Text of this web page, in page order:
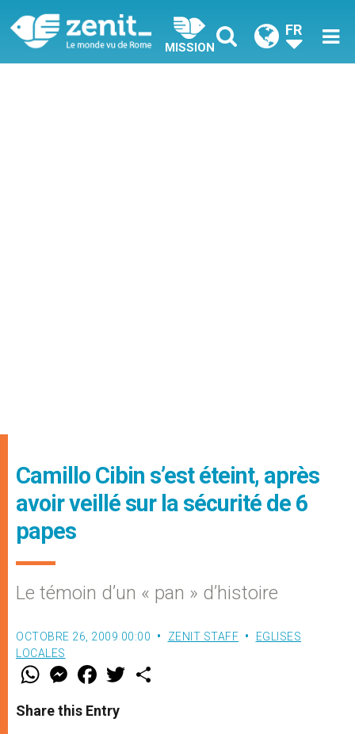
MISSION
FR
Camillo Cibin s’est éteint, après
avoir veillé sur la sécurité de 6
papes
Le témoin d’un « pan » d’histoire
OCTOBRE 26, 2009 00:00 ZENIT STAFF
EGLISES
LOCALES
W
t
s
M
e
s
e
F
a
e
b
w
Share this Entry